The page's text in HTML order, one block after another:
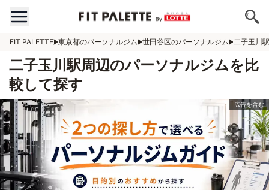
FIT PALETTE 東京都のパーソナルジム 世田谷区のパーソナルジム 二子玉川
二子玉川駅周辺のパーソナルジムを比
較して探す